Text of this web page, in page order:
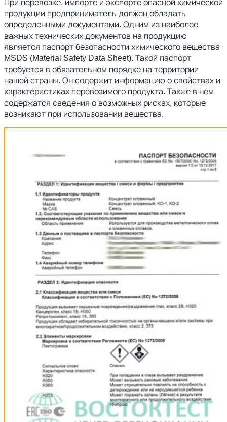
продукции предприниматель должен обладать
определенными документами. Одним из наиболее
важных технических документов на продукцию
является паспорт безопасности химического вещества
MSDS (Material Safety Data Sheet). Такой паспорт
требуется в обязательном порядке на территории
нашей страны. Он содержит информацию о свойствах и
характеристиках перевозимого продукта. Также в нем
содержатся сведения о возможных рисках, которые
возникают при использовании вещества.